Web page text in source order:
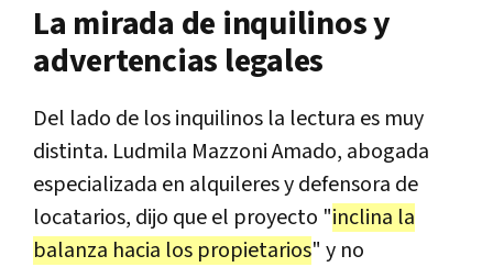
La mirada de inquilinos y
advertencias legales
Del lado de los inquilinos la lectura es muy
distinta. Ludmila Mazzoni Amado, abogada
especializada en alquileres y defensora de
locatarios, dijo que el proyecto "inclina la
balanza hacia los propietarios" y no